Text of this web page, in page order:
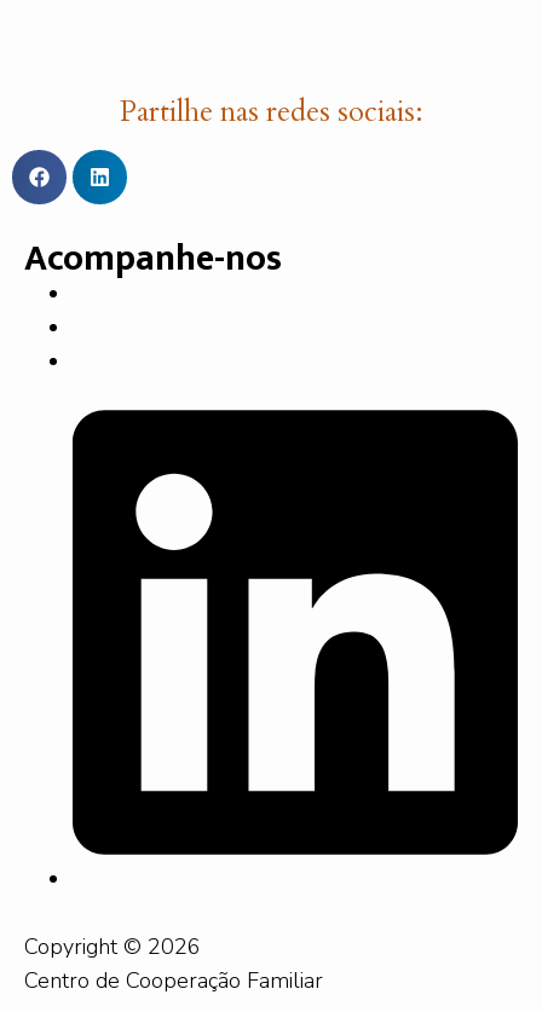
Partilhe nas redes sociais:
Acompanhe-nos
Copyright © 2026
Centro de Cooperação Familiar